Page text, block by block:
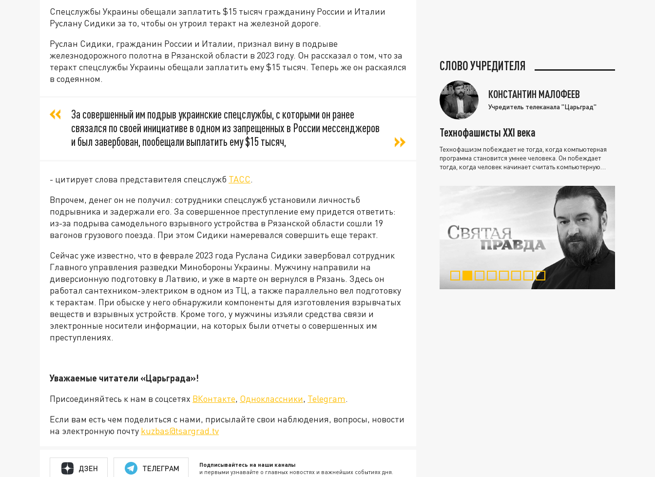
Спецслужбы Украины обещали заплатить $15 тысяч гражданину России и Италии
Руслану Сидики за то, чтобы он утроил теракт на железной дороге.
Руслан Сидики, гражданин России и Италии, признал вину в подрыве
железнодорожного полотна в Рязанской области в 2023 году. Он рассказал о том, что за
теракт спецслужбы Украины обещали заплатить ему $15 тысяч. Теперь же он раскаялся
в содеянном.
За совершенный им подрыв украинские спецслужбы, с которыми он ранее
связался по своей инициативе в одном из запрещенных в России мессенджеров
и был завербован, пообещали выплатить ему $15 тысяч,
- цитирует слова представителя спецслужб ТАСС.
Впрочем, денег он не получил: сотрудники спецслужб установили личностьб
подрывника и задержали его. За совершенное преступление ему придется ответить:
из-за подрыва самодельного взрывного устройства в Рязанской области сошли 19
вагонов грузового поезда. При этом Сидики намеревался совершить еще теракт.
Сейчас уже известно, что в феврале 2023 года Руслана Сидики завербовал сотрудник
Главного управления разведки Минобороны Украины. Мужчину направили на
диверсионную подготовку в Латвию, и уже в марте он вернулся в Рязань. Здесь он
работал сантехником-электриком в одном из ТЦ, а также параллельно вел подготовку
к терактам. При обыске у него обнаружили компоненты для изготовления взрывчатых
веществ и взрывных устройств. Кроме того, у мужчины изъяли средства связи и
электронные носители информации, на которых были отчеты о совершенных им
преступлениях.
Уважаемые читатели «Царьграда»!
Присоединяйтесь к нам в соцсетях ВКонтакте, Одноклассники, Telegram.
Если вам есть чем поделиться с нами, присылайте свои наблюдения, вопросы, новости
на электронную почту kuzbas@tsargrad.tv
ДЗЕН ТЕЛЕГРАМ Подписывайтесь на наши каналы
и первыми узнавайте о главных новостях и важнейших событиях дня.
СЛОВО УЧРЕДИТЕЛЯ
КОНСТАНТИН МАЛОФЕЕВ
Учредитель телеканала "Царьград"
Технофашисты XXI века
Технофашизм побеждает не тогда, когда компьютерная
программа становится умнее человека. Он побеждает
тогда, когда человек начинает считать компьютерную